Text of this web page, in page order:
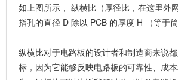
如上图所示， 纵横比（厚径比，在这里外
指孔的直径 D 除以 PCB 的厚度 H （等于筒
纵横比对于电路板的设计者和制造商来说
标，因为它能够反映电路板的可靠性、成